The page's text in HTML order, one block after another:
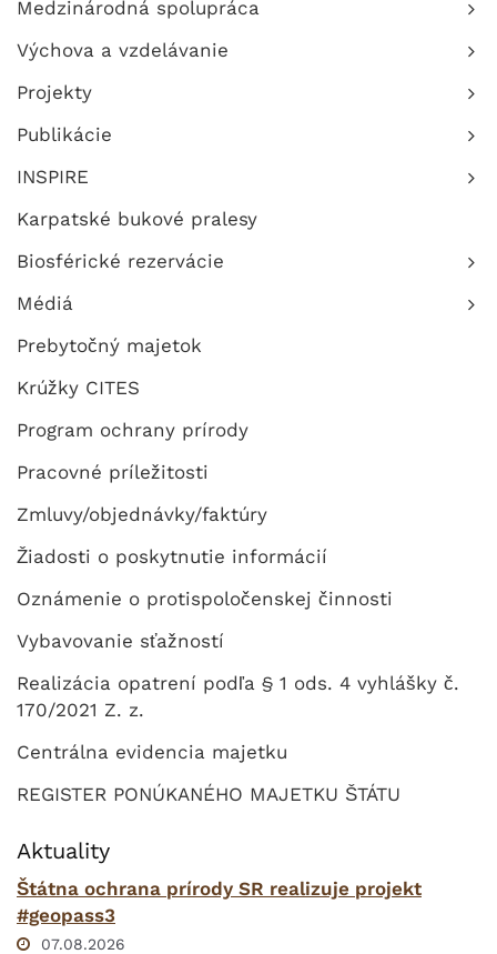
Medzinárodná spolupráca
Výchova a vzdelávanie
Projekty
Publikácie
INSPIRE
Karpatské bukové pralesy
Biosférické rezervácie
Médiá
Prebytočný majetok
Krúžky CITES
Program ochrany prírody
Pracovné príležitosti
Zmluvy/objednávky/faktúry
Žiadosti o poskytnutie informácií
Oznámenie o protispoločenskej činnosti
Vybavovanie sťažností
Realizácia opatrení podľa § 1 ods. 4 vyhlášky č.
170/2021 Z. z.
Centrálna evidencia majetku
REGISTER PONÚKANÉHO MAJETKU ŠTÁTU
Aktuality
Štátna ochrana prírody SR realizuje projekt
#geopass3
07.08.2026